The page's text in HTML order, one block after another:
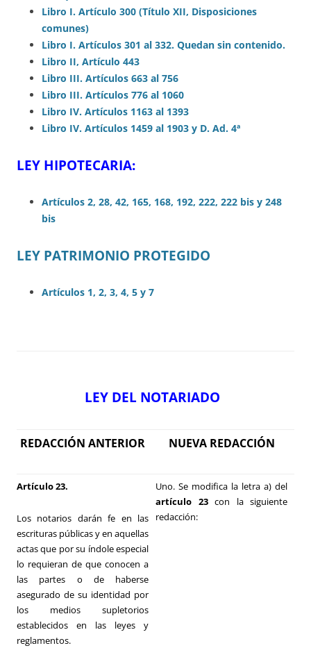
Libro I. Artículo 300 (Título XII, Disposiciones
comunes)
Libro I. Artículos 301 al 332. Quedan sin contenido.
Libro II, Artículo 443
Libro III. Artículos 663 al 756
Libro III. Artículos 776 al 1060
Libro IV. Artículos 1163 al 1393
Libro IV. Artículos 1459 al 1903 y D. Ad. 4ª
LEY HIPOTECARIA:
Artículos 2, 28, 42, 165, 168, 192, 222, 222 bis y 248
bis
LEY PATRIMONIO PROTEGIDO
Artículos 1, 2, 3, 4, 5 y 7
LEY DEL NOTARIADO
REDACCIÓN ANTERIOR NUEVA REDACCIÓN
Artículo 23.
Los notarios darán fe en las
escrituras públicas y en aquellas
actas que por su índole especial
lo requieran de que conocen a
las partes o de haberse
asegurado de su identidad por
los medios supletorios
establecidos en las leyes y
reglamentos.
Uno. Se modifica la letra a) del
artículo 23con la siguiente
redacción: